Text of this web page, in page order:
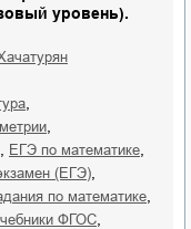
уровень).
ЕГЭ по математике
(ЕГЭ)
по математике
учебники ФГОС